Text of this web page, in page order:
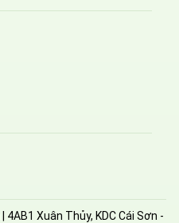
| 4AB1 Xuân Thủy, KDC Cái Sơn -